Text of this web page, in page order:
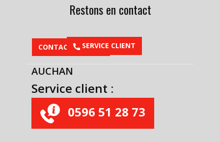
Restons en contact
CONTACTEZ-NOUS​SERVICE CLIENT
AUCHAN
Service client :
0596 51 28 73